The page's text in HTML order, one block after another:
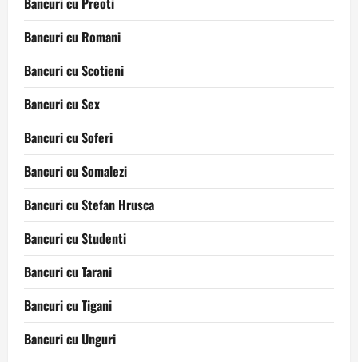
Bancuri cu Romani
Bancuri cu Scotieni
Bancuri cu Sex
Bancuri cu Soferi
Bancuri cu Somalezi
Bancuri cu Stefan Hrusca
Bancuri cu Studenti
Bancuri cu Tarani
Bancuri cu Tigani
Bancuri cu Unguri